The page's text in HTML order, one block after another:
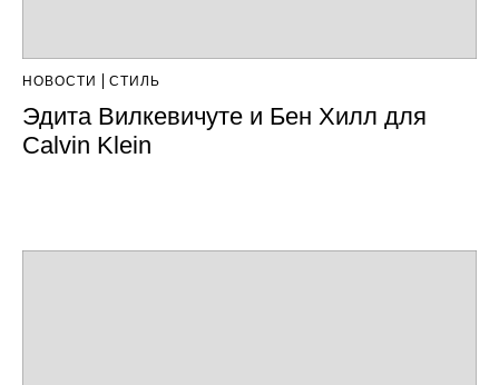
НОВОСТИ СТИЛЬ
Эдита Вилкевичуте и Бен Хилл для
Calvin Klein